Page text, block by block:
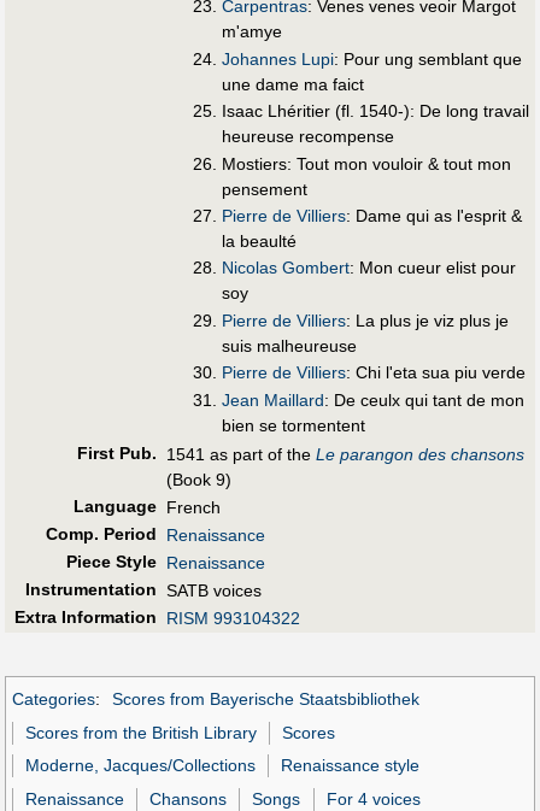
Carpentras: Venes venes veoir Margot
m'amye
Johannes Lupi: Pour ung semblant que
une dame ma faict
Isaac Lhéritier (fl. 1540-): De long travail
heureuse recompense
Mostiers: Tout mon vouloir & tout mon
pensement
Pierre de Villiers: Dame qui as l'esprit &
la beaulté
Nicolas Gombert: Mon cueur elist pour
soy
Pierre de Villiers: La plus je viz plus je
suis malheureuse
Pierre de Villiers: Chi l'eta sua piu verde
Jean Maillard: De ceulx qui tant de mon
bien se tormentent
First Pub. 1541 as part of the Le parangon des chansons
(Book 9)
Language French
Comp. Period
Renaissance
Piece Style Renaissance
Instrumentation SATB voices
Extra Information
RISM 993104322
Categories:
Scores from Bayerische Staatsbibliothek
Scores from the British Library
Scores
Moderne, Jacques/Collections
Renaissance style
Renaissance
Chansons Songs
For 4 voices